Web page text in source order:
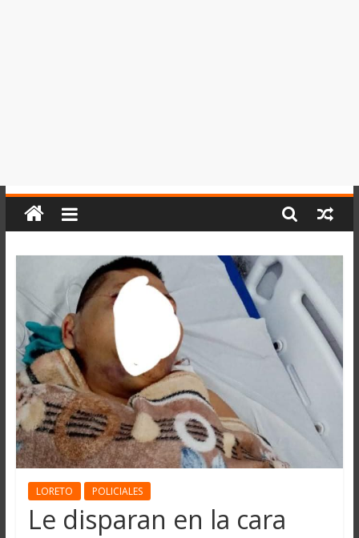
LORETO POLICIALES
Le disparan en la cara